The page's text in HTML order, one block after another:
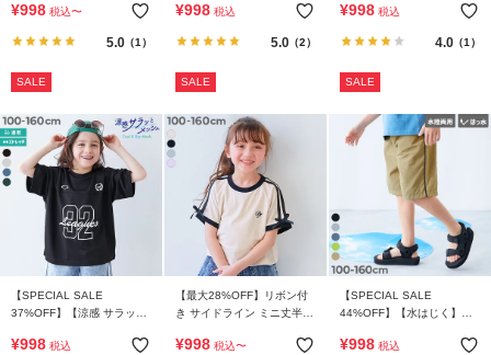
ド
よ
く
あ
る
ご
質
FOLLOW
パンツ
¥998 税込〜
5.0（1）
SALE
タンクワンピース
¥998 税込
5.0（2）
SALE
ショート丈 ソックス
¥998 税込
4.0（1）
SALE
【SPECIAL SALE
37%OFF】【涼感 サラッと
ナンバリングプリント 半袖
¥998 税込
【最大28%OFF】リボン付
き サイドライン ミニ丈半袖
¥998 税込〜
【SPECIAL SALE
44%OFF】【水はじく】撥
イドパンツ(水陸両用）
¥998 税込